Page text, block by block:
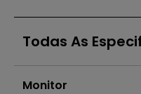
Todas As
Monitor